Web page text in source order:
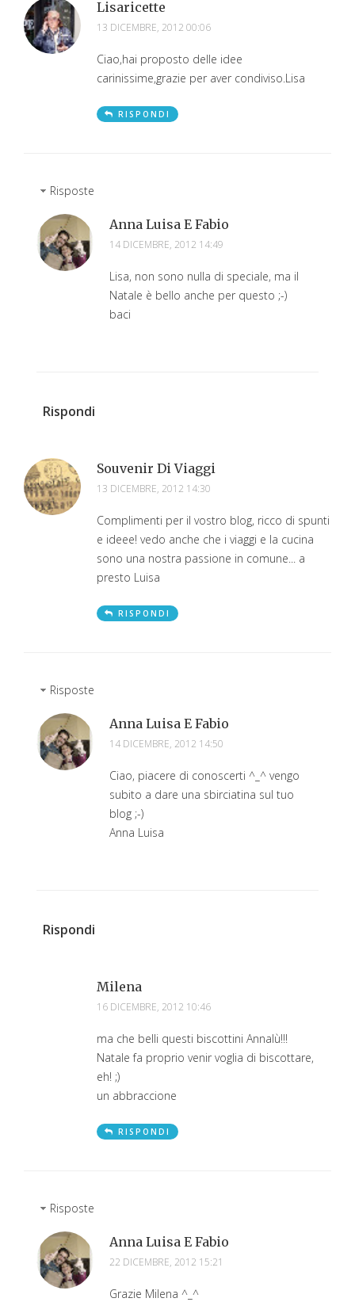
Lisaricette
13 DICEMBRE, 2012 00:06
Ciao,hai proposto delle idee
carinissime,grazie per aver condiviso.Lisa
RISPONDI
Risposte
Anna Luisa E Fabio
14 DICEMBRE, 2012 14:49
Lisa, non sono nulla di speciale, ma il
Natale è bello anche per questo ;-)
baci
Rispondi
Souvenir Di Viaggi
13 DICEMBRE, 2012 14:30
Complimenti per il vostro blog, ricco di spunti
e ideee! vedo anche che i viaggi e la cucina
sono una nostra passione in comune... a
presto Luisa
RISPONDI
Risposte
Anna Luisa E Fabio
14 DICEMBRE, 2012 14:50
Ciao, piacere di conoscerti ^_^ vengo
subito a dare una sbirciatina sul tuo
blog ;-)
Anna Luisa
Rispondi
Milena
16 DICEMBRE, 2012 10:46
ma che belli questi biscottini Annalù!!!
Natale fa proprio venir voglia di biscottare,
eh! ;)
un abbraccione
RISPONDI
Risposte
Anna Luisa E Fabio
22 DICEMBRE, 2012 15:21
Grazie Milena ^_^